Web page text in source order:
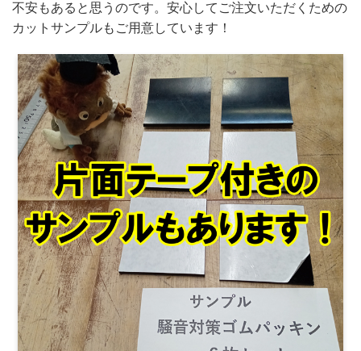
不安もあると思うのです。安心してご注文いただくための
カットサンプルもご用意しています！